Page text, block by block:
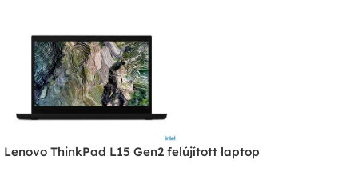
Lenovo ThinkPad L15 Gen2 felújított laptop